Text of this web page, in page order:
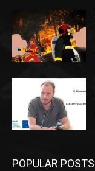
POPULAR POSTS